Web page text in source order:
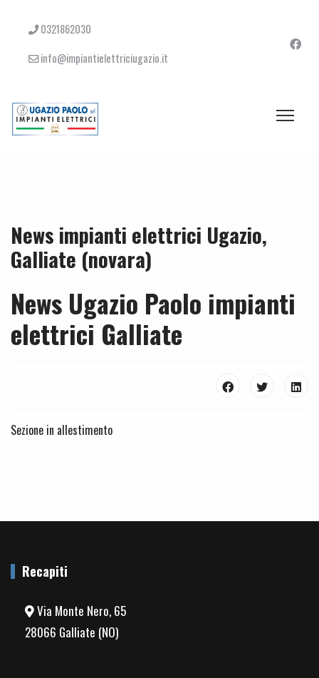
0321862030
info@impiantielettriciugazio.it
News impianti elettrici Ugazio,
Galliate (novara)
News Ugazio Paolo impianti
elettrici Galliate
Sezione in allestimento
Recapiti
Via Monte Nero, 65
28066 Galliate (NO)